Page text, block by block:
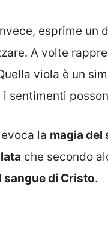
esprime un
A volte
viola è un
sentimenti
evoca la magia del
che secondo
di Cristo.